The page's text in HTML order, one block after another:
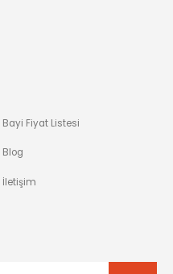
Bayi Fiyat Listesi
Blog
İletişim